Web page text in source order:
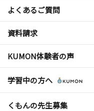
よくあるご質問
資料請求
KUMON体験者の声
学習中の方へ
くもんの先生募集